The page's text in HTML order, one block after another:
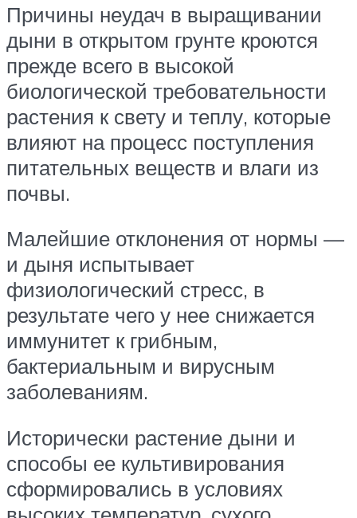
Причины неудач в выращивании
дыни в открытом грунте кроются
прежде всего в высокой
биологической требовательности
растения к свету и теплу, которые
влияют на процесс поступления
питательных веществ и влаги из
почвы.
Малейшие отклонения от нормы —
и дыня испытывает
физиологический стресс, в
результате чего у нее снижается
иммунитет к грибным,
бактериальным и вирусным
заболеваниям.
Исторически растение дыни и
способы ее культивирования
сформировались в условиях